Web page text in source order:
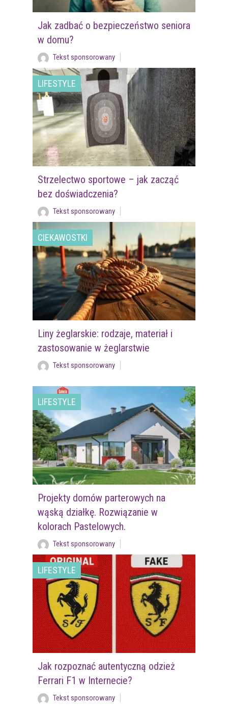
Jak zadbać o bezpieczeństwo seniora
w domu?
Tekst sponsorowany
LIFESTYLE
Strzelectwo sportowe – jak zacząć
bez doświadczenia?
Tekst sponsorowany
CIEKAWOSTKI
Liny żeglarskie: rodzaje, materiał i
zastosowanie w żeglarstwie
Tekst sponsorowany
LIFESTYLE
Projekty domów parterowych na
wąską działkę. Rozwiązanie w
kolorach Pastelowych.
Tekst sponsorowany
LIFESTYLE
Jak rozpoznać autentyczną odzież
Ferrari F1 w Internecie?
Tekst sponsorowany